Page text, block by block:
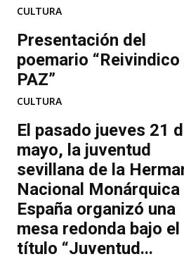
CULTURA
Presentación del
poemario “Reivindico
PAZ”
CULTURA
El pasado jueves 21
mayo, la juventud
sevillana de la
Nacional Monárquica
España organizó una
mesa redonda bajo el
título “Juventud...